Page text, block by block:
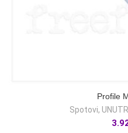
Profile
Spotovi,